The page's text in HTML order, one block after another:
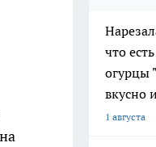
что
огурцы
вкусно
1 августа